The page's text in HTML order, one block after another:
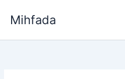
Mihfada